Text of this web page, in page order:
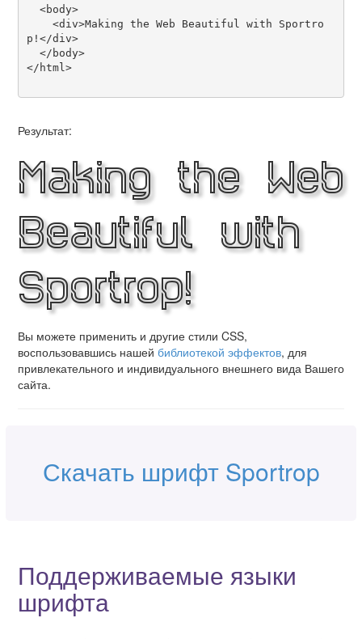
p!</div>
</html>
Результат:
Making the Web
Beautiful with
Sportrop!
Вы можете применить и другие стили CSS,
воспользовавшись нашей библиотекой эффектов, для
привлекательного и индивидуального внешнего вида Вашего
сайта.
Скачать шрифт Sportrop
Поддерживаемые языки
шрифта